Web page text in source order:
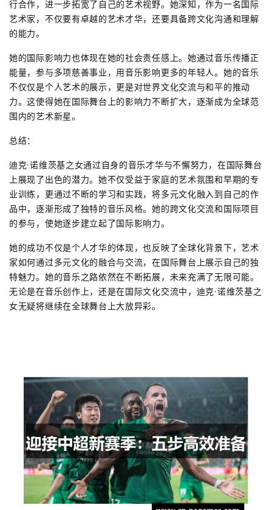
行合作，进一步拓宽了自己的艺术视野。她深知，作为一名国际
艺术家，不仅要有卓越的艺术才华，还要具备跨文化沟通和理解
的能力。
她的国际影响力也体现在她的社会责任感上。她通过音乐传播正
能量，参与多项慈善事业，用音乐影响更多的年轻人。她的音乐
不仅仅是个人艺术的展示，更是对世界文化交流与和平的推动
力。这使得她在国际舞台上的影响力不断扩大，逐渐成为全球范
围内的艺术新星。
总结：
迪克·诺维茨基之女通过自身的音乐才华与不懈努力，在国际舞台
上展现了出色的潜力。她不仅受益于家庭的艺术氛围和早期的专
业训练，更通过不断的学习和实践，将多元文化融入到自己的作
品中，逐渐形成了独特的音乐风格。她的跨文化交流和国际项目
的参与，使她逐步建立起了国际影响力。
她的成功不仅是个人才华的体现，也反映了全球化背景下，艺术
家如何通过多元文化的融合与交流，在国际舞台上展示自己的独
特魅力。她的音乐之路依然在不断拓展，未来充满了无限可能。
无论是在音乐创作上，还是在国际文化交流中，迪克·诺维茨基之
女无疑将继续在全球舞台上大放异彩。